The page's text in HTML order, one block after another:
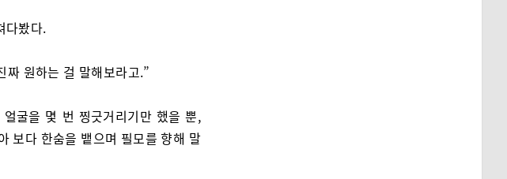
다봤다.
짜 원하는 걸 말해보라고.”
굴을 몇 번 찡긋거리기만 했을 뿐,
보다 한숨을 뱉으며 필모를 향해 말